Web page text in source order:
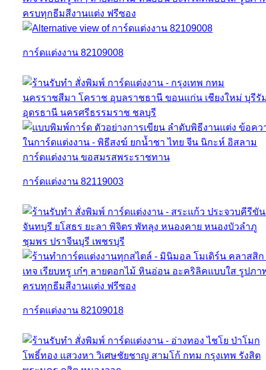
การ์ดแต่งงาน 82109008
การ์ดแต่งงาน 82119003
การ์ดแต่งงาน 82109018